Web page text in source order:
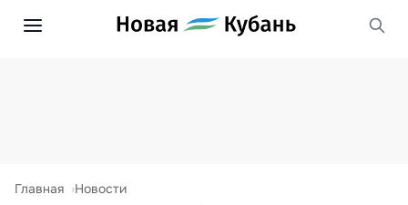
Главная Новости